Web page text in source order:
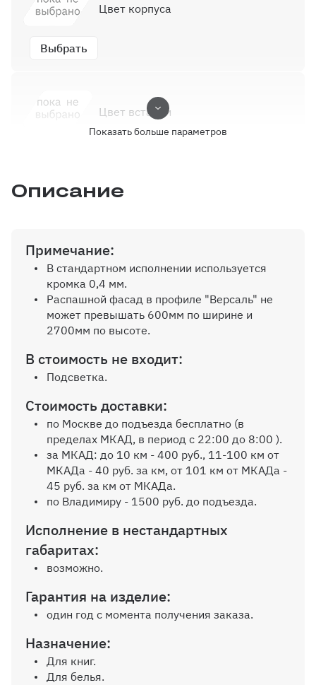
Выбрать
Цвет корпуса
Цвет вставки
Выбрать
Выбрать
Комплектация
Выбрать
Цвет профиля
Выбрать
Выбрать
Показать больше параметров
Описание
Примечание:
В стандартном исполнении используется
кромка 0,4 мм.
Распашной фасад в профиле "Версаль" не
может превышать 600мм по ширине и
2700мм по высоте.
В стоимость не входит:
Подсветка.
Стоимость доставки:
по Москве до подъезда бесплатно (в
пределах МКАД, в период с 22:00 до 8:00 ).
за МКАД: до 10 км - 400 руб., 11-100 км от
МКАДа - 40 руб. за км, от 101 км от МКАДа -
45 руб. за км от МКАДа.
по Владимиру - 1500 руб. до подъезда.
Исполнение в нестандартных
габаритах:
возможно.
Гарантия на изделие:
один год с момента получения заказа.
Назначение:
Для книг.
Для белья.